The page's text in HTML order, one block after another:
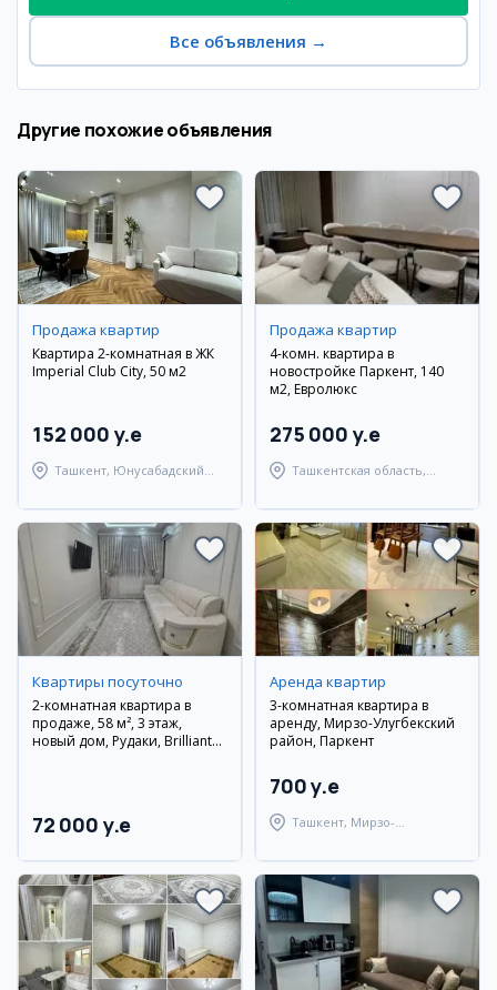
Все объявления →
Другие похожие объявления
Продажа квартир
Квартира 2-комнатная в ЖК
Imperial Club City, 50 м2
152 000 y.e
Ташкент, Юнусабадский
Продажа квартир
4-комн. квартира в
новостройке Паркент, 140
м2, Евролюкс
275 000 y.e
Ташкентская область,
Квартиры посуточно
2-комнатная квартира в
продаже, 58 м², 3 этаж,
новый дом, Рудаки, Brilliant
72 000 y.e
Аренда квартир
3-комнатная квартира в
аренду, Мирзо-Улугбекский
район, Паркент
700 y.e
Ташкент, Мирзо-